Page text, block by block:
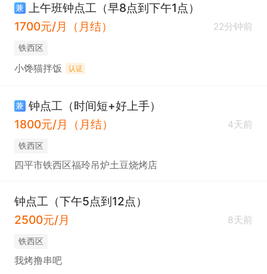
兼 上午班钟点工（早8点到下午1点）
1700元/月（月结）
22分钟前
铁西区
小馋猫拌饭 认证
兼 钟点工（时间短+好上手）
1800元/月（月结）
4天前
铁西区
四平市铁西区福玲吊炉土豆烧烤店
钟点工（下午5点到12点）
2500元/月
8天前
铁西区
我烤撸串吧